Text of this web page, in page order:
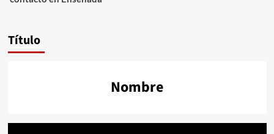
Título
Nombre